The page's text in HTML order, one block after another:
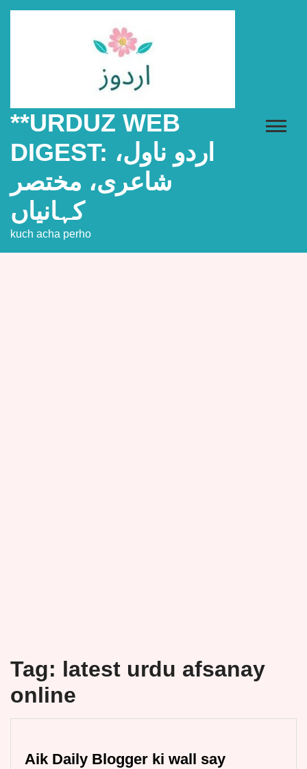
**URDUZ WEB
DIGEST: اردو ناول،
شاعری، مختصر
کہانیاں
kuch acha perho
Tag: latest urdu afsanay
online
Aik Daily Blogger ki wall say